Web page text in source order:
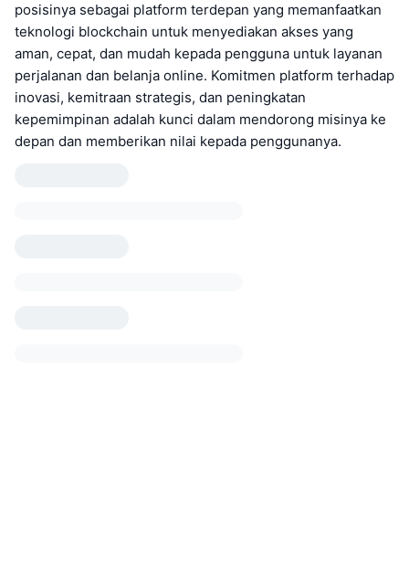
posisinya sebagai platform terdepan yang memanfaatkan
teknologi blockchain untuk menyediakan akses yang
aman, cepat, dan mudah kepada pengguna untuk layanan
perjalanan dan belanja online. Komitmen platform terhadap
inovasi, kemitraan strategis, dan peningkatan
kepemimpinan adalah kunci dalam mendorong misinya ke
depan dan memberikan nilai kepada penggunanya.